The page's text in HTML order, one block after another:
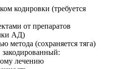
кодировки (требуется
от препаратов
АД)
метода (сохраняется тяга)
закодированный:
лечению